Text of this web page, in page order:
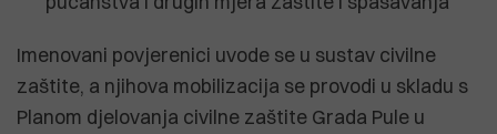
Imenovani povjerenici uvode se u sustav civilne
zaštite, a njihova mobilizacija se provodi u skladu s
Planom djelovanja civilne zaštite Grada Pule u